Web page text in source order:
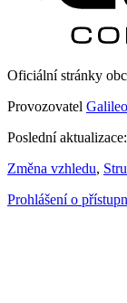
Oficiální stránky
Provozovatel
Poslední
Změna vzhledu,
Prohlášení o